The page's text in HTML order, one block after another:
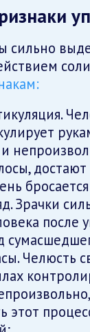
сильно
Зрачки
после
Челюсть
этот